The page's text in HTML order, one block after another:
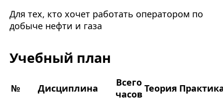
Для тех, кто хочет работать оператором по
добыче нефти и газа
Учебный план
№ Дисциплина
Всего
часовТеория